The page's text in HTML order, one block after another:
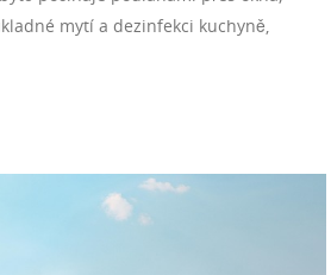
mytí a dezinfekci kuchyně,